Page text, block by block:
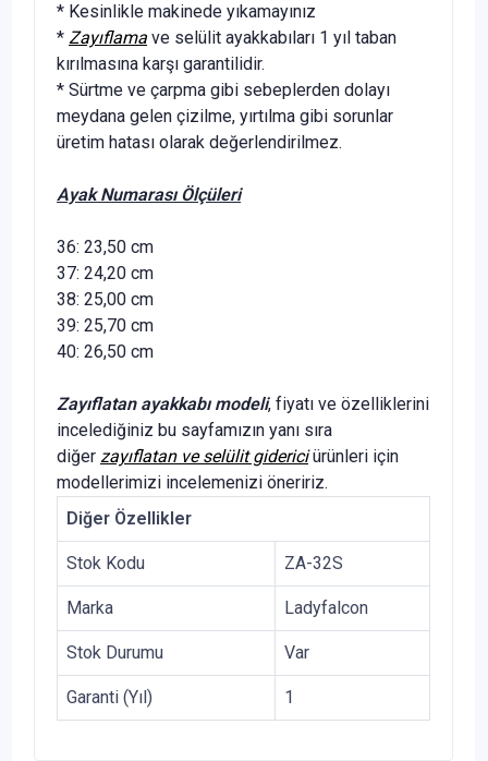
* Kesinlikle makinede yıkamayınız
* Zayıflama ve selülit ayakkabıları 1 yıl taban
kırılmasına karşı garantilidir.
* Sürtme ve çarpma gibi sebeplerden dolayı
meydana gelen çizilme, yırtılma gibi sorunlar
üretim hatası olarak değerlendirilmez.
Ayak Numarası Ölçüleri
36: 23,50 cm
37: 24,20 cm
38: 25,00 cm
39: 25,70 cm
40: 26,50 cm
Zayıflatan ayakkabı modeli, fiyatı ve özelliklerini
incelediğiniz bu sayfamızın yanı sıra
diğer zayıflatan ve selülit gidericiürünleri için
modellerimizi incelemenizi öneririz.
Diğer Özellikler
Stok Kodu ZA-32S
Marka Ladyfalcon
Stok Durumu Var
Garanti (Yıl) 1